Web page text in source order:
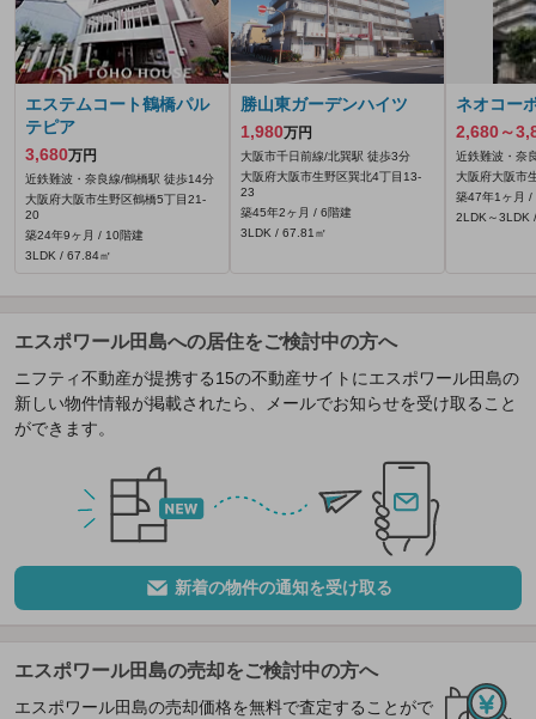
エステムコート鶴橋パル
テピア
3,680万円
近鉄難波・奈良線/鶴橋駅 徒歩14分
大阪府大阪市生野区鶴橋5丁目21-
20
築24年9ヶ月 / 10階建
3LDK / 67.84㎡
勝山東ガーデンハイツ
1,980万円
大阪市千日前線/北巽駅 徒歩3分
大阪府大阪市生野区巽北4丁目13-
23
築45年2ヶ月 / 6階建
3LDK / 67.81㎡
ネオコー
2,680～
近鉄難波・奈
大阪府大阪市
築47年1ヶ月 /
2LDK～3LDK
エスポワール田島への居住をご検討中の方へ
ニフティ不動産が提携する15の不動産サイトにエスポワール田島の
新しい物件情報が掲載されたら、メールでお知らせを受け取ること
ができます。
新着の物件の通知を受け取る
エスポワール田島の売却をご検討中の方へ
エスポワール田島の売却価格を無料で査定することがで